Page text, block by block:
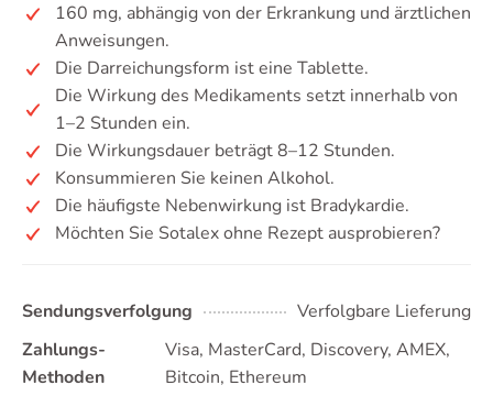
160 mg, abhängig von der Erkrankung und ärztlichen
Anweisungen.
Die Darreichungsform ist eine Tablette.
Die Wirkung des Medikaments setzt innerhalb von
1–2 Stunden ein.
Die Wirkungsdauer beträgt 8–12 Stunden.
Konsummieren Sie keinen Alkohol.
Die häufigste Nebenwirkung ist Bradykardie.
Möchten Sie Sotalex ohne Rezept ausprobieren?
Sendungsverfolgung
Verfolgbare Lieferung
Zahlungs-
Methoden
Visa, MasterCard, Discovery, AMEX,
Bitcoin, Ethereum